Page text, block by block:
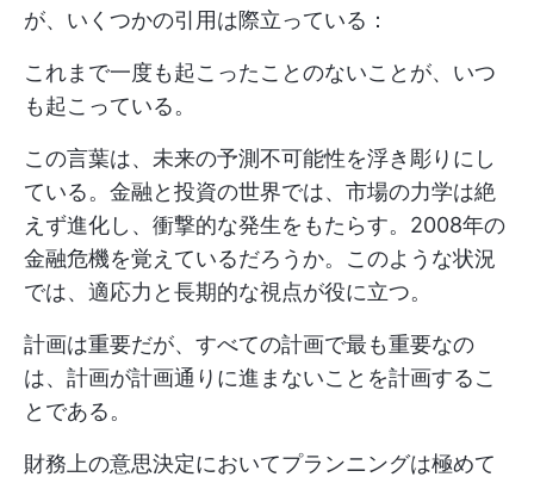
が、いくつかの引用は際立っている：
これまで一度も起こったことのないことが、いつ
も起こっている。
この言葉は、未来の予測不可能性を浮き彫りにし
ている。金融と投資の世界では、市場の力学は絶
えず進化し、衝撃的な発生をもたらす。2008年の
金融危機を覚えているだろうか。このような状況
では、適応力と長期的な視点が役に立つ。
計画は重要だが、すべての計画で最も重要なの
は、計画が計画通りに進まないことを計画するこ
とである。
財務上の意思決定においてプランニングは極めて